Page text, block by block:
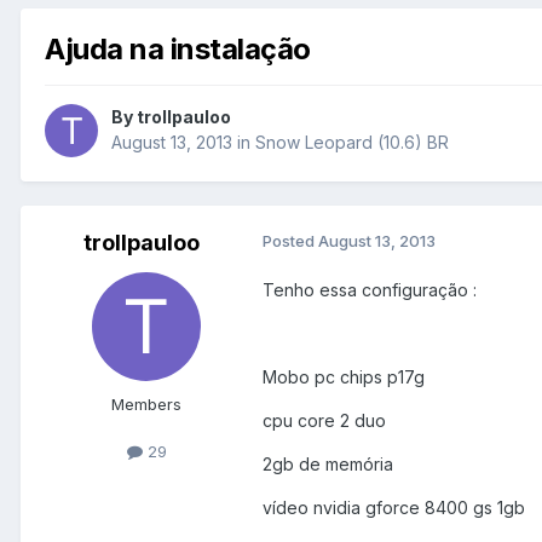
Ajuda na instalação
By trollpauloo
August 13, 2013 in Snow Leopard (10.6) BR
trollpauloo
Members
29
Posted August 13, 2013
Tenho essa configuração :
Mobo pc chips p17g
cpu core 2 duo
2gb de memória
vídeo nvidia gforce 8400 gs 1gb